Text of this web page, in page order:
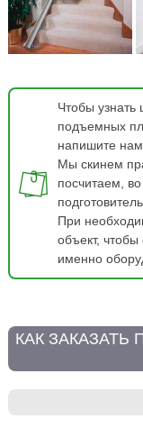
Чтобы
подъемных
напишите
Мы скинем
посчитаем,
При
объект,
именно
КАК